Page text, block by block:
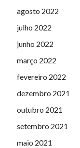
agosto 2022
julho 2022
junho 2022
março 2022
fevereiro 2022
dezembro 2021
outubro 2021
setembro 2021
maio 2021